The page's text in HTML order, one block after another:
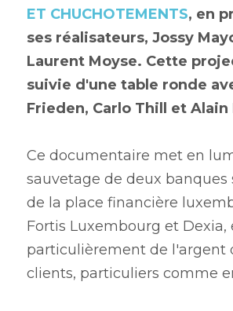
ET CHUCHOTEMENTS, en
ses réalisateurs, Jossy
Laurent Moyse. Cette
suivie d'une table ronde
Frieden, Carlo Thill et Alain
Ce documentaire met en
sauvetage de deux banques
de la place financière
Fortis Luxembourg et Dexia,
particulièrement de l'argent
clients, particuliers comme